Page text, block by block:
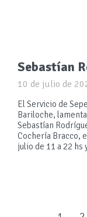
Sebastían
10 de julio de
El Servicio de
Bariloche,
Sebastían
Cochería Bracco,
julio de 11 a 22